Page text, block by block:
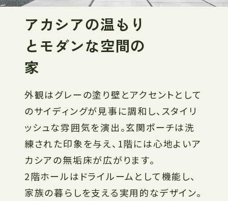
アカシアの温もり
とモダンな空間の
家
外観はグレーの塗り壁とアクセントとして
のサイディングが見事に調和し、スタイリ
ッシュな雰囲気を演出。玄関ポーチは洗
練された印象を与え、1階には心地よいア
カシアの無垢床が広がります。
2階ホールはドライルームとして機能し、
家族の暮らしを支える実用的なデザイン。